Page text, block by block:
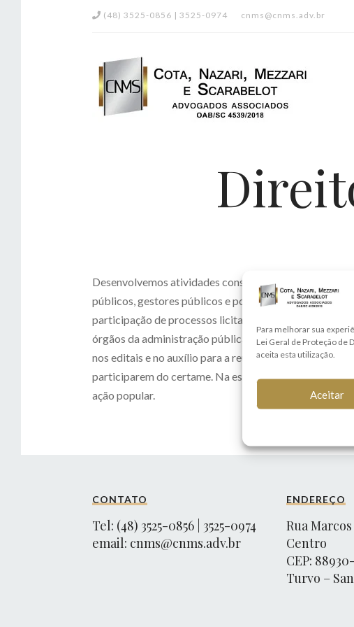
Para melhorar sua
Lei Geral de Proteção de
aceita esta utilização.
Aceitar
(48) 3525-0856 | 3525-0974 cnms@cnms.adv.br
Desenvolvemos atividades consultivas e
públicos, gestores públicos e poder legislativo. Nosso
participação de processos licitatórios e aquelas que
órgãos da administração pública. Na fase
nos editais e no auxílio para a reunião dos documentos
participarem do certame. Na esfera judicial destaca-se
ação popular.
CONTATO
Tel: (48) 3525-0856 | 3525-0974
email: cnms@cnms.adv.br
ENDEREÇO
Rua
Centro
CEP:
Turvo –